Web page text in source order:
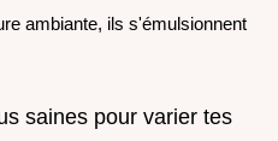
ambiante, ils s'émulsionnent
saines pour varier tes